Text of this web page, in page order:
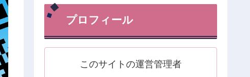
プロフィール
このサイトの運営管理者